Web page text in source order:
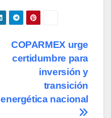
COPARMEX urge
certidumbre para
inversión y
transición
energética nacional